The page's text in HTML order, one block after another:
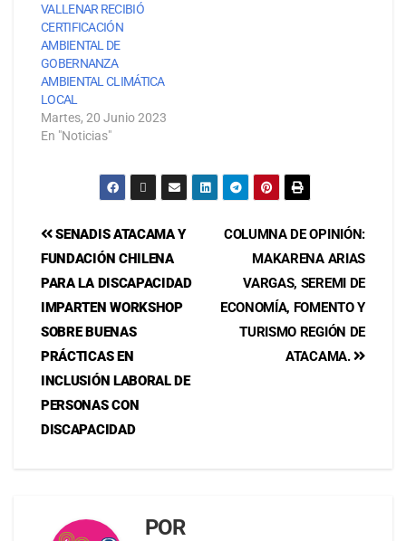
VALLENAR RECIBIÓ
CERTIFICACIÓN
AMBIENTAL DE
GOBERNANZA
AMBIENTAL CLIMÁTICA
LOCAL
Martes, 20 Junio 2023
En "Noticias"
COLUMNA DE OPINIÓN:
MAKARENA ARIAS
VARGAS, SEREMI DE
ECONOMÍA, FOMENTO Y
TURISMO REGIÓN DE
ATACAMA.
SENADIS ATACAMA Y
FUNDACIÓN CHILENA
PARA LA DISCAPACIDAD
IMPARTEN WORKSHOP
SOBRE BUENAS
PRÁCTICAS EN
INCLUSIÓN LABORAL DE
PERSONAS CON
DISCAPACIDAD
POR